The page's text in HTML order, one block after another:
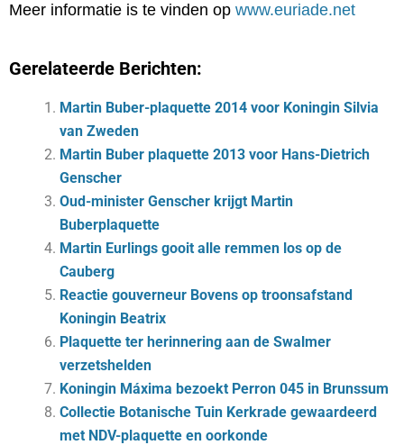
Meer informatie is te vinden op www.euriade.net
Gerelateerde Berichten:
Martin Buber-plaquette 2014 voor Koningin Silvia
van Zweden
Martin Buber plaquette 2013 voor Hans-Dietrich
Genscher
Oud-minister Genscher krijgt Martin
Buberplaquette
Martin Eurlings gooit alle remmen los op de
Cauberg
Reactie gouverneur Bovens op troonsafstand
Koningin Beatrix
Plaquette ter herinnering aan de Swalmer
verzetshelden
Koningin Máxima bezoekt Perron 045 in Brunssum
Collectie Botanische Tuin Kerkrade gewaardeerd
met NDV-plaquette en oorkonde